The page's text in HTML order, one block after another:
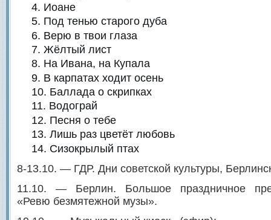
Иоане
Под тенью старого дуба
Верю в твои глаза
Жёлтый лист
На Ивана, на Купала
В карпатах ходит осень
Баллада о скрипках
Водограй
Песня о тебе
Лишь раз цветёт любовь
Сизокрылый птах
8-13.10. — ГДР. Дни советской культуры,
11.10. — Берлин. Большое праздничное
«Ревю безмятежной музы».